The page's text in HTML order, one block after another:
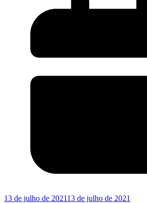
13 de julho de 202113 de julho de 2021